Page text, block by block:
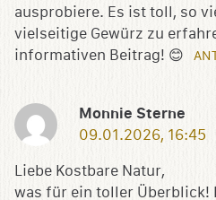
ausprobiere. Es ist toll, so
vielseitige Gewürz zu
informativen Beitrag! 😊
Monnie Sterne
09.01.2026, 16:45
Liebe Kostbare Natur,
was für ein toller Überblick!